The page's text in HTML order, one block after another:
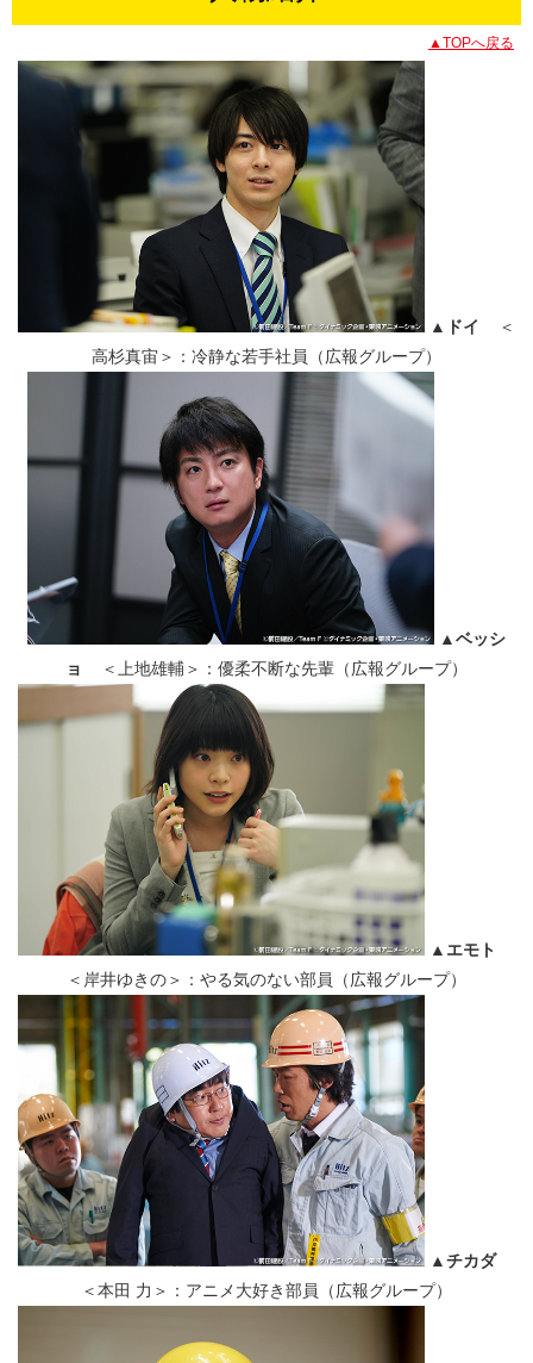
▲TOPへ戻る
▲ドイ
＜
高杉真宙＞：冷静な若手社員（広報グループ）
▲ベッシ
ョ
＜上地雄輔＞：優柔不断な先輩（広報グループ）
▲エモト
＜岸井ゆきの＞：やる気のない部員（広報グループ）
▲チカダ
＜本田 力＞：アニメ大好き部員（広報グループ）